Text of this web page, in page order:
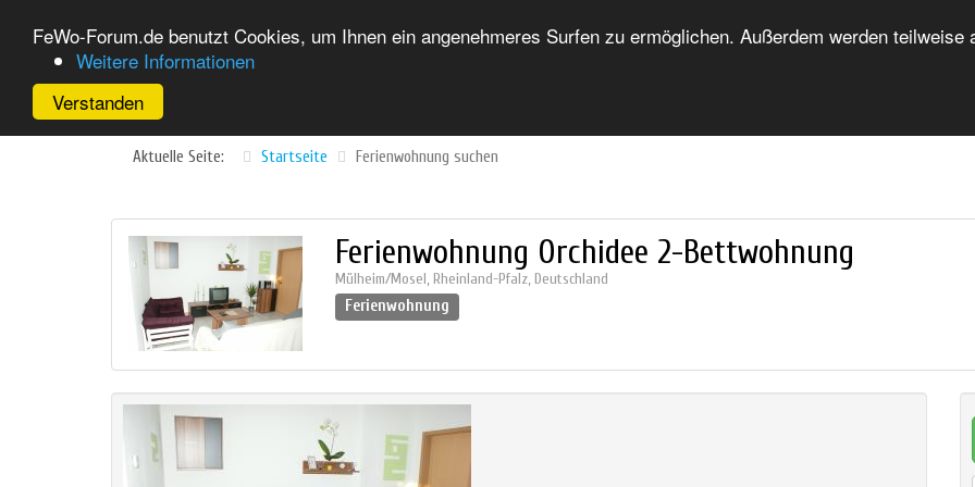
FeWo-Forum.de benutzt Cookies, um Ihnen ein angenehmeres Surfen zu ermöglichen. Außerdem werden
Weitere Informationen
Verstanden
HOME FORUM UNTERKUNFTSVERZEICHNIS
Aktuelle Seite: Startseite Ferienwohnung suchen
Ferienwohnung Orchidee 2-Bettwohnung
Mülheim/Mosel, Rheinland-Pfalz, Deutschland
Ferienwohnung